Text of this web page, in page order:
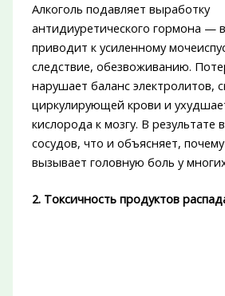
Алкоголь подавляет выработку
антидиуретического гормона —
приводит к усиленному
следствие, обезвоживанию.
нарушает баланс электролитов,
циркулирующей крови и
кислорода к мозгу. В результате
сосудов, что и объясняет,
вызывает головную боль у
2. Токсичность продуктов